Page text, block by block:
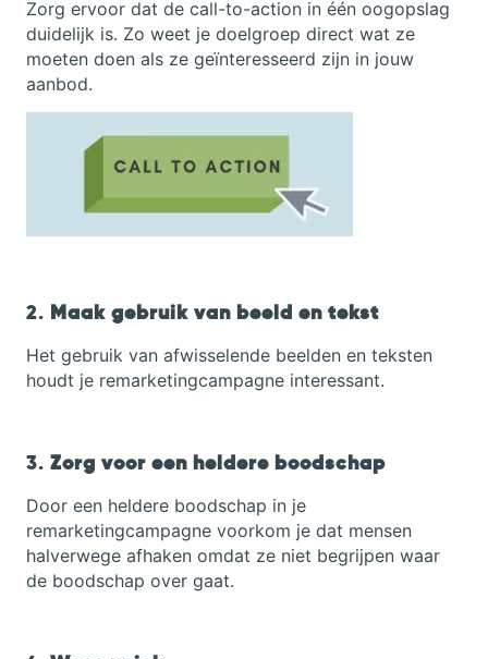
Zorg ervoor dat de call-to-action in één oogopslag
duidelijk is. Zo weet je doelgroep direct wat ze
moeten doen als ze geïnteresseerd zijn in jouw
aanbod.
2. Maak gebruik van beeld en tekst
Het gebruik van afwisselende beelden en teksten
houdt je remarketingcampagne interessant.
3. Zorg voor een heldere boodschap
Door een heldere boodschap in je
remarketingcampagne voorkom je dat mensen
halverwege afhaken omdat ze niet begrijpen waar
de boodschap over gaat.